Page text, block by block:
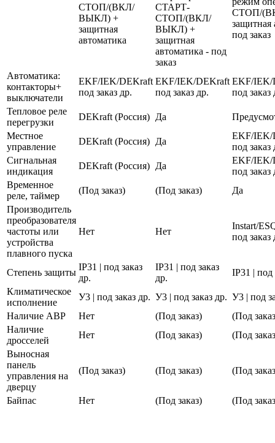
СТОП/(ВКЛ/
ВЫКЛ) +
защитная
автоматика
СТАРТ-
СТОП/(ВКЛ/
ВЫКЛ) +
защитная
автоматика - под
заказ
СТОП/
защитная
под заказ
Автоматика:
контакторы+
выключатели
EKF/IEK/DEKraft
под заказ др.
EKF/IEK/DEKraft
под заказ др.
EKF/IEK/
под заказ
Тепловое реле
перегрузки
DEKraft (Россия) Да
Местное
управление
DEKraft (Россия) Да
EKF/IEK/
под заказ
Сигнальная
индикация
DEKraft (Россия) Да
EKF/IEK/
под заказ
Временное
реле, таймер
(Под заказ) (Под заказ)
Да
Производитель
преобразователя
частоты или
устройства
плавного пуска
Нет Нет
Instart/
под заказ
Степень защиты
IP31 | под заказ
др.
IP31 | под заказ
др.
IP31 | под
Климатическое
исполнение
У3 | под заказ др. У3 | под заказ др. У3 | под
Наличие АВР
Нет (Под заказ)
(Под
Наличие
дросселей
Нет (Под заказ)
(Под
Выносная
панель
управления на
дверцу
(Под заказ) (Под заказ) (Под
Байпас Нет (Под заказ) (Под